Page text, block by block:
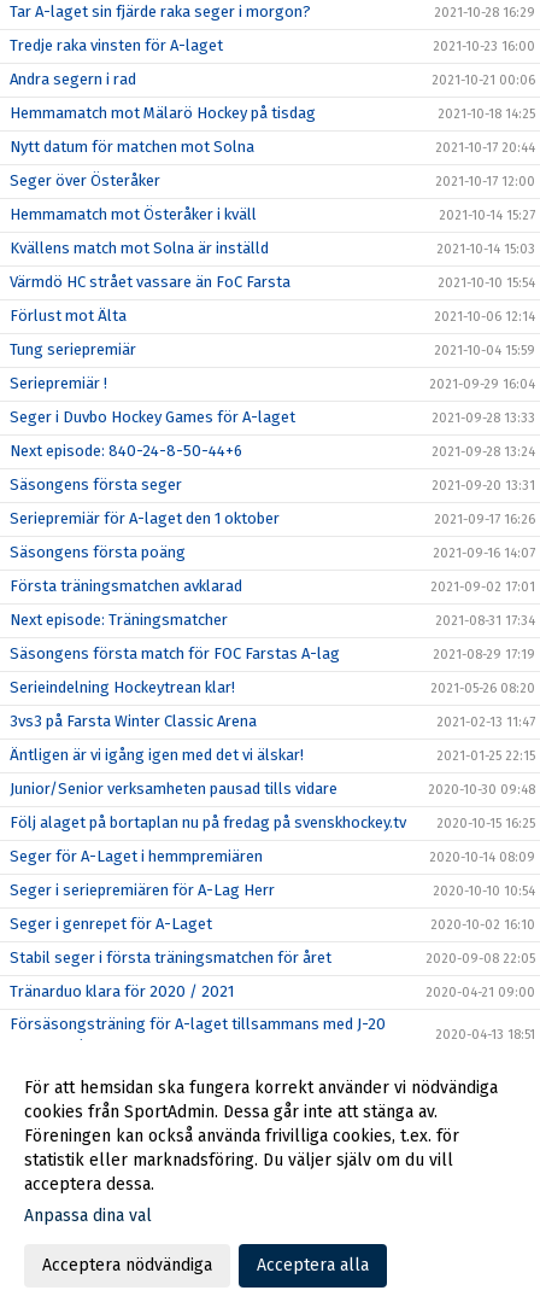
Tar A-laget sin fjärde raka seger i morgon? 2021-10-28 16:29
Tredje raka vinsten för A-laget 2021-10-23 16:00
Andra segern i rad 2021-10-21 00:06
Hemmamatch mot Mälarö Hockey på tisdag 2021-10-18 14:25
Nytt datum för matchen mot Solna 2021-10-17 20:44
Seger över Österåker 2021-10-17 12:00
Hemmamatch mot Österåker i kväll 2021-10-14 15:27
Kvällens match mot Solna är inställd 2021-10-14 15:03
Värmdö HC strået vassare än FoC Farsta 2021-10-10 15:54
Förlust mot Älta 2021-10-06 12:14
Tung seriepremiär 2021-10-04 15:59
Seriepremiär ! 2021-09-29 16:04
Seger i Duvbo Hockey Games för A-laget 2021-09-28 13:33
Next episode: 840-24-8-50-44+6 2021-09-28 13:24
Säsongens första seger 2021-09-20 13:31
Seriepremiär för A-laget den 1 oktober 2021-09-17 16:26
Säsongens första poäng 2021-09-16 14:07
Första träningsmatchen avklarad 2021-09-02 17:01
Next episode: Träningsmatcher 2021-08-31 17:34
Säsongens första match för FOC Farstas A-lag 2021-08-29 17:19
Serieindelning Hockeytrean klar! 2021-05-26 08:20
3vs3 på Farsta Winter Classic Arena 2021-02-13 11:47
Äntligen är vi igång igen med det vi älskar! 2021-01-25 22:15
Junior/Senior verksamheten pausad tills vidare 2020-10-30 09:48
Följ alaget på bortaplan nu på fredag på svenskhockey.tv 2020-10-15 16:25
Seger för A-Laget i hemmpremiären 2020-10-14 08:09
Seger i seriepremiären för A-Lag Herr 2020-10-10 10:54
Seger i genrepet för A-Laget 2020-10-02 16:10
Stabil seger i första träningsmatchen för året 2020-09-08 22:05
Tränarduo klara för 2020 / 2021 2020-04-21 09:00
Försäsongsträning för A-laget tillsammans med J-20
samt J-18 lagen
2020-04-13 18:51
Seger och kvalplats för A-Laget 2020-02-26 19:05
Truppnytt 2020-01-04 02:08
Seriepremiären inställd 2019-10-01 09:56
Gå till Webbversion
För att hemsidan ska fungera korrekt använder vi nödvändiga
cookies från SportAdmin. Dessa går inte att stänga av.
Föreningen kan också använda frivilliga cookies, t.ex. för
statistik eller marknadsföring. Du väljer själv om du vill
acceptera dessa.
Anpassa dina val
Acceptera nödvändiga Acceptera alla